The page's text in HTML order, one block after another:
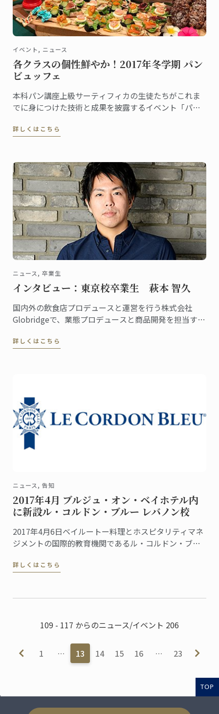
イベント, ニュース
各クラスの個性鮮やか！2017年冬学期 パン
ビュッフェ
本科パン講座上級サーティフィカの生徒たちがこれま
でに身につけた技術と成果を披露するイベント「パン
スや一口サイズのパンをプレゼンテーション。ご来場
をレポートします。
詳しくはこちら
ニュース, 卒業生
インタビュー：東京校卒業生 萩本 智久
国内外の飲食店プロデュースと運営を行う株式会社
Globridgeで、業態プロデュースと商品開発を担当する
得し、まだ20代の若さながら、料理人の気持ちを大切
詳しくはこちら
ニュース, 告知
2017年4月 ブルジュ・オン・ベイホテル内
に新設ル・コルドン・ブルー レバノン校
2017年4月6日ベイルートー料理とホスピタリティマネ
ジメントの国際的教育機関であるル・コルドン・ブル
ィプロムから料理、菓子、パンのディプロムが修得で
詳しくはこちら
109 - 117 からのニュース/イベント 206
1 … 13 14 15 16 … 23
TOP